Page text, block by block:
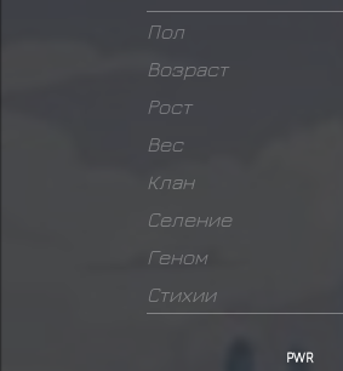
Пол
Возраст
Рост
Вес
Клан
Селение
Геном
Стихии
PWR